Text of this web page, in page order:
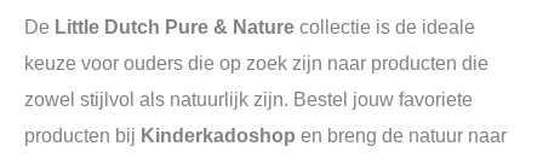
De Little Dutch Pure & Nature collectie is de ideale
keuze voor ouders die op zoek zijn naar producten die
zowel stijlvol als natuurlijk zijn. Bestel jouw favoriete
producten bij Kinderkadoshop en breng de natuur naar